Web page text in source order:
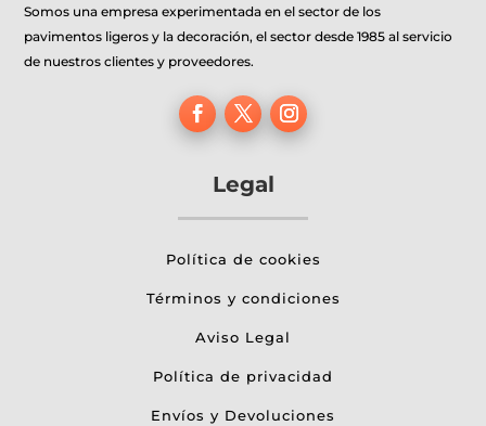
la
página
de
la
página
de
producto
Somos una empresa experimentada en el sector de los
pavimentos ligeros y la decoración, el sector desde 1985 al servicio
de nuestros clientes y proveedores.
Legal
Política de cookies
Términos y condiciones
Aviso Legal
Política de privacidad
Envíos y Devoluciones